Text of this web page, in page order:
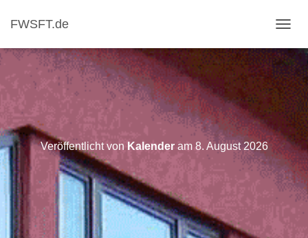
FWSFT.de
Veröffentlicht von Kalenderam 8. August 2026